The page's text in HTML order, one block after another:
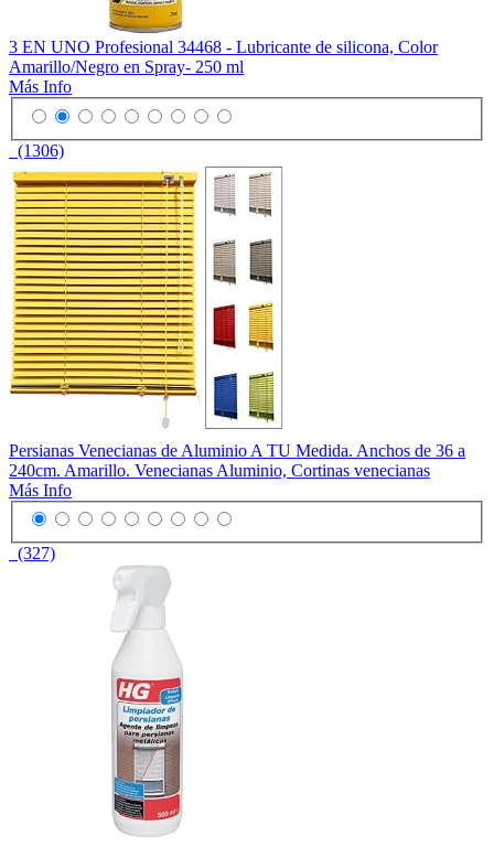
3 EN UNO Profesional 34468 - Lubricante de silicona, Color
Amarillo/Negro en Spray- 250 ml
Más Info
(1306)
Persianas Venecianas de Aluminio A TU Medida. Anchos de 36 a
240cm. Amarillo. Venecianas Aluminio, Cortinas venecianas
Más Info
(327)